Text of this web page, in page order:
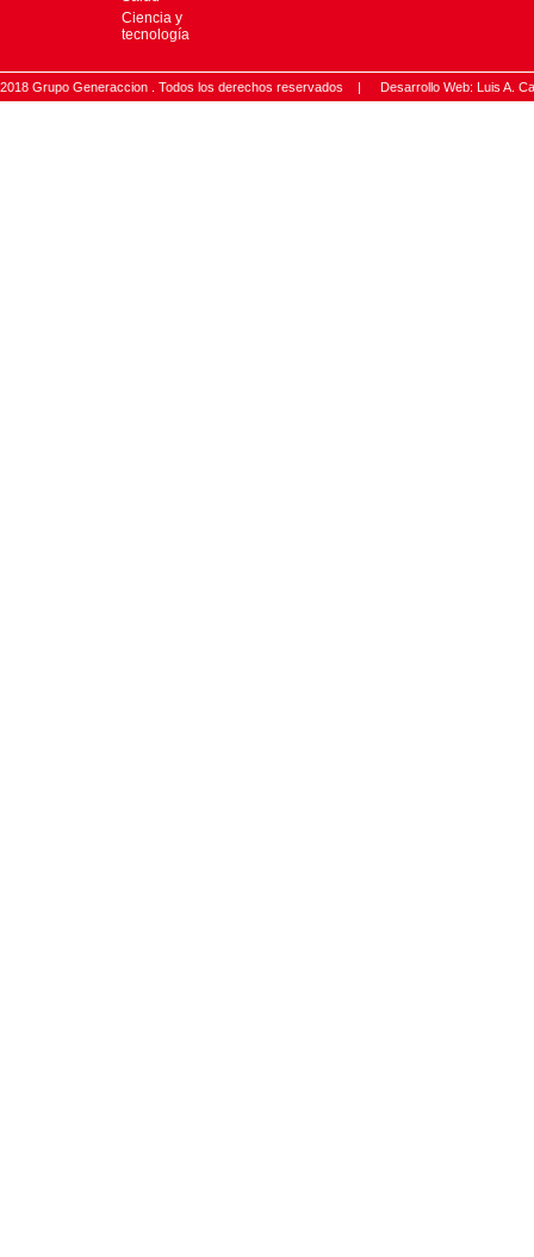
Ciencia y
tecnología
2018 Grupo Generaccion . Todos los derechos reservados | Desarrollo Web: Luis